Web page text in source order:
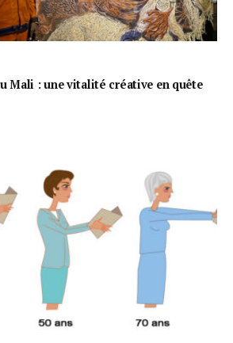
Mali : une vitalité créative en quête